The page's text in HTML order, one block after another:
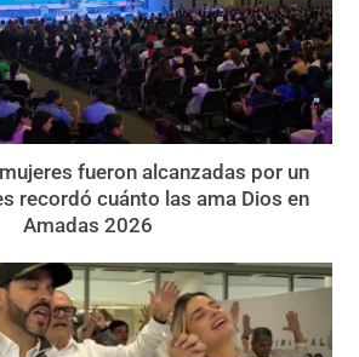
fueron alcanzadas por un
recordó cuánto las ama Dios en
Amadas 2026